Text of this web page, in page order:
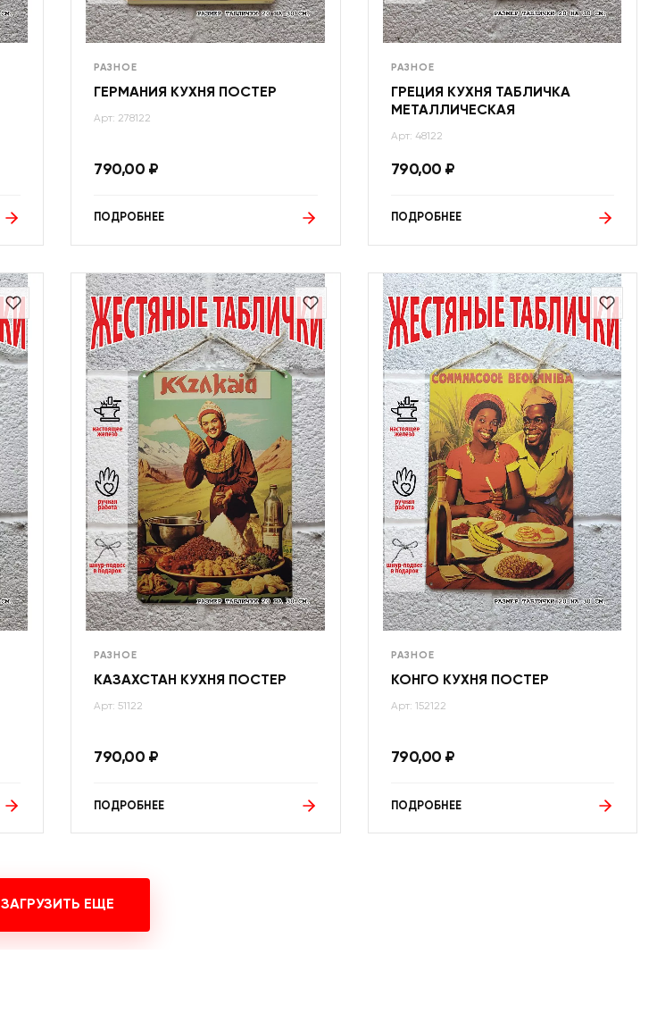
РАЗНОЕ
ГЕРМАНИЯ КУХНЯ ПОСТЕР
Арт: 278122
790,00 ₽
ПОДРОБНЕЕ
РАЗНОЕ
ГРЕЦИЯ КУХНЯ ТАБЛИЧКА
МЕТАЛЛИЧЕСКАЯ
Арт: 48122
790,00 ₽
ПОДРОБНЕЕ
РАЗНОЕ
КАЗАХСТАН КУХНЯ ПОСТЕР
Арт: 51122
790,00 ₽
ПОДРОБНЕЕ
РАЗНОЕ
КОНГО КУХНЯ ПОСТЕР
Арт: 152122
790,00 ₽
ПОДРОБНЕЕ
ЗАГРУЗИТЬ ЕЩЕ